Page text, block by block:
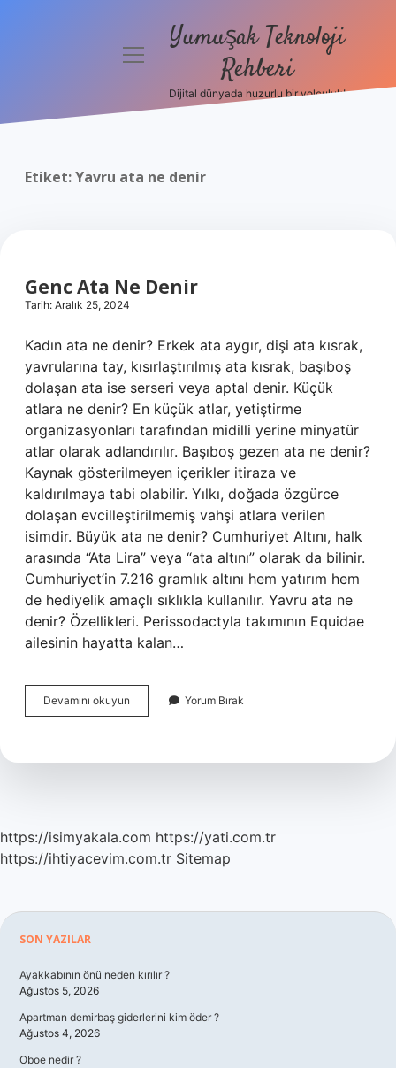
Politikası
menüyüYumuşak Teknoloji
Rehberi
Dijital dünyada huzurlu bir yolculuk!
Etiket:Yavru ata ne denir
Genc Ata Ne Denir
Tarih: Aralık 25, 2024
Kadın ata ne denir? Erkek ata aygır, dişi ata kısrak,
yavrularına tay, kısırlaştırılmış ata kısrak, başıboş
dolaşan ata ise serseri veya aptal denir. Küçük
atlara ne denir? En küçük atlar, yetiştirme
organizasyonları tarafından midilli yerine minyatür
atlar olarak adlandırılır. Başıboş gezen ata ne denir?
Kaynak gösterilmeyen içerikler itiraza ve
kaldırılmaya tabi olabilir. Yılkı, doğada özgürce
dolaşan evcilleştirilmemiş vahşi atlara verilen
isimdir. Büyük ata ne denir? Cumhuriyet Altını, halk
arasında “Ata Lira” veya “ata altını” olarak da bilinir.
Cumhuriyet’in 7.216 gramlık altını hem yatırım hem
de hediyelik amaçlı sıklıkla kullanılır. Yavru ata ne
denir? Özellikleri. Perissodactyla takımının Equidae
ailesinin hayatta kalan…
Devamını okuyun
Ata
Yorum Bırak
https://isimyakala.com https://yati.com.tr
https://ihtiyacevim.com.tr Sitemap
Sidebar
SON YAZILAR
Ayakkabının önü neden kırılır ?
Ağustos 5, 2026
Apartman demirbaş giderlerini kim öder ?
Ağustos 4, 2026
Oboe nedir ?